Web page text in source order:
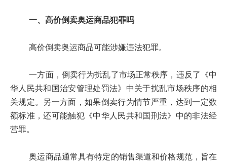
一、高价倒卖奥运商品犯罪吗
高价倒卖奥运商品可能涉嫌违法犯罪。
一方面，倒卖行为扰乱了市场正常秩序，违反了《中
华人民共和国治安管理处罚法》中关于扰乱市场秩序的相
关规定。另一方面，如果倒卖行为情节严重，达到一定数
额标准，还可能触犯《中华人民共和国刑法》中的非法经
营罪。
奥运商品通常具有特定的销售渠道和价格规范，旨在